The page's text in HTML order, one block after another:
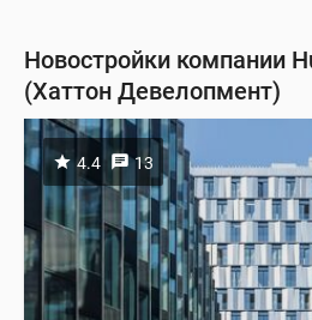
Новостройки компании
(Хаттон Девелопмент)
4.4 13